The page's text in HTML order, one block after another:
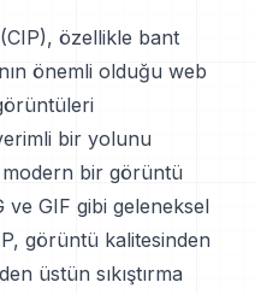
özellikle bant
önemli olduğu web
bir yolunu
bir görüntü
ve GIF gibi geleneksel
görüntü kalitesinden
üstün sıkıştırma